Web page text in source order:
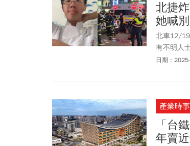
北捷
她喊
北車12/19
有不明人
加強聯防
也加強安
南西隨機
中職賽季
日期：
產業時事
「台
年賣